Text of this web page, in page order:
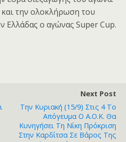
την ολοκλήρωση του
Ελλάδας ο αγώνας Super Cup.
Next Post
Την Κυριακή (15/9) Στις 4 Το
Απόγευμα Ο Α.Ο.Κ. Θα
Κυνηγήσει Τη Νίκη Πρόκριση
Στην Καρδίτσα Σε Βάρος Της